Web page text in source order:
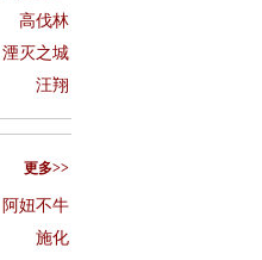
高伐林
湮灭之城
汪翔
更多>>
阿妞不牛
施化